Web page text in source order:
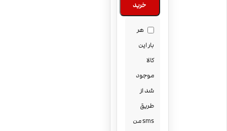
خرید
هر
بار این
کالا
موجود
شد از
طریق
sms من